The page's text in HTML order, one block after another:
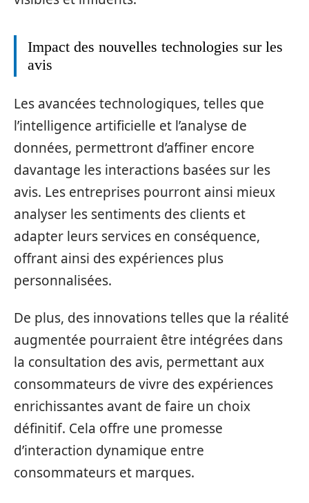
Impact des nouvelles technologies sur les
avis
Les avancées technologiques, telles que
l’intelligence artificielle et l’analyse de
données, permettront d’affiner encore
davantage les interactions basées sur les
avis. Les entreprises pourront ainsi mieux
analyser les sentiments des clients et
adapter leurs services en conséquence,
offrant ainsi des expériences plus
personnalisées.
De plus, des innovations telles que la réalité
augmentée pourraient être intégrées dans
la consultation des avis, permettant aux
consommateurs de vivre des expériences
enrichissantes avant de faire un choix
définitif. Cela offre une promesse
d’interaction dynamique entre
consommateurs et marques.